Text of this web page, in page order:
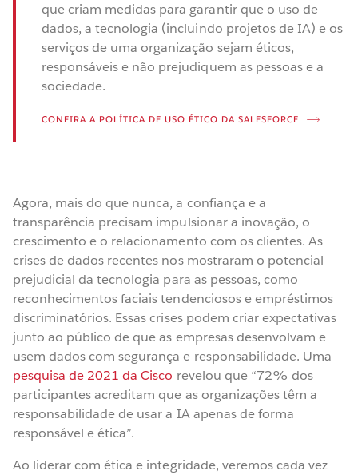
que criam medidas para garantir que o uso de
dados, a tecnologia (incluindo projetos de IA) e os
serviços de uma organização sejam éticos,
responsáveis e não prejudiquem as pessoas e a
sociedade.
CONFIRA A POLÍTICA DE USO ÉTICO DA SALESFORCE
Agora, mais do que nunca, a confiança e a
transparência precisam impulsionar a inovação, o
crescimento e o relacionamento com os clientes. As
crises de dados recentes nos mostraram o potencial
prejudicial da tecnologia para as pessoas, como
reconhecimentos faciais tendenciosos e empréstimos
discriminatórios. Essas crises podem criar expectativas
junto ao público de que as empresas desenvolvam e
usem dados com segurança e responsabilidade. Uma
pesquisa de 2021 da Cisco revelou que “72% dos
participantes acreditam que as organizações têm a
responsabilidade de usar a IA apenas de forma
responsável e ética”.
Ao liderar com ética e integridade, veremos cada vez